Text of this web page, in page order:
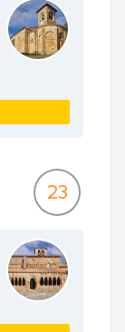
23